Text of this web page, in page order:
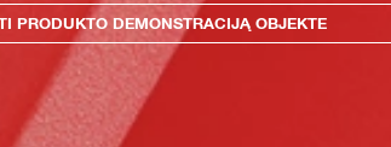
PRODUKTO DEMONSTRACIJĄ OBJEKTE